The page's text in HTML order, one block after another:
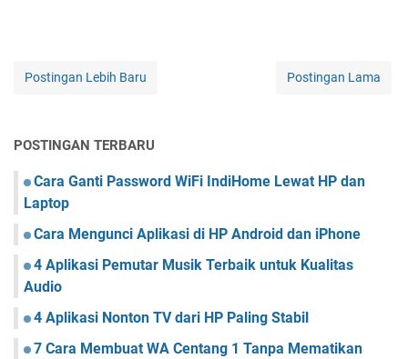
Postingan Lebih Baru Postingan Lama
POSTINGAN TERBARU
Cara Ganti Password WiFi IndiHome Lewat HP dan
Laptop
Cara Mengunci Aplikasi di HP Android dan iPhone
4 Aplikasi Pemutar Musik Terbaik untuk Kualitas
Audio
4 Aplikasi Nonton TV dari HP Paling Stabil
7 Cara Membuat WA Centang 1 Tanpa Mematikan